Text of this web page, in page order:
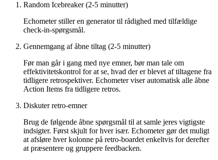
Random Icebreaker (2-5 minutter)
Echometer stiller en generator til rådighed med tilfældige
check-in-spørgsmål.
Gennemgang af åbne tiltag (2-5 minutter)
Før man går i gang med nye emner, bør man tale om
effektivitetskontrol for at se, hvad der er blevet af tiltagene fra
tidligere retrospektiver. Echometer viser automatisk alle åbne
Action Items fra tidligere retros.
Diskuter retro-emner
Brug de følgende åbne spørgsmål til at samle jeres vigtigste
indsigter. Først skjult for hver især. Echometer gør det muligt
at afsløre hver kolonne på retro-boardet enkeltvis for derefter
at præsentere og gruppere feedbacken.